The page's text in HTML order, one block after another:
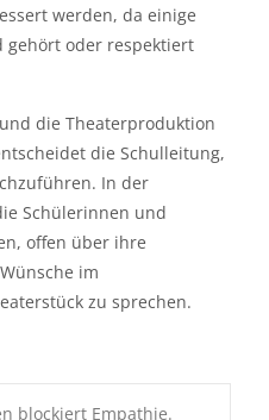
werden, da einige
gehört oder respektiert
die Theaterproduktion
die Schulleitung,
In der
Schülerinnen und
offen über ihre
im
zu sprechen.
blockiert Empathie.